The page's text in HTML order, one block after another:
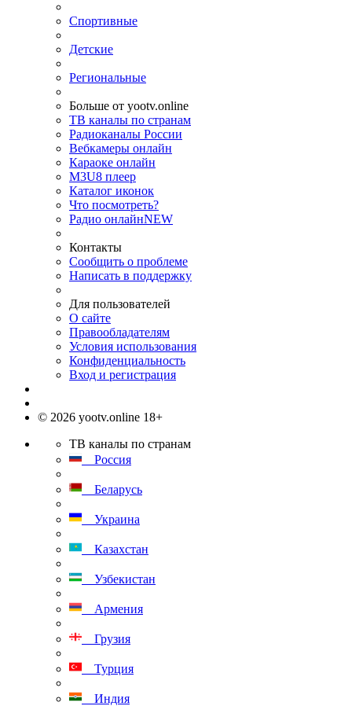
Спортивные
Детские
Региональные
Больше от yootv.online
ТВ каналы по странам
Радиоканалы России
Вебкамеры онлайн
Караоке онлайн
M3U8 плеер
Каталог иконок
Что посмотреть?
Радио онлайнNEW
Контакты
Сообщить о проблеме
Написать в поддержку
Для пользователей
О сайте
Правообладателям
Условия использования
Конфиденциальность
Вход и регистрация
© 2026 yootv.online 18+
ТВ каналы по странам
Россия
Беларусь
Украина
Казахстан
Узбекистан
Армения
Грузия
Турция
Индия